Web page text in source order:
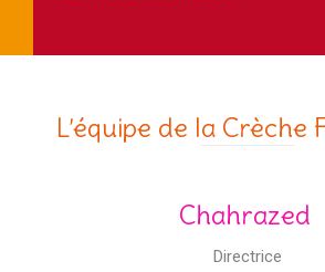
L’équipe de la Crèche
Chahrazed
Directrice